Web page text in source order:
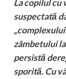
La copilul cu
suspectată
zâmbetului
persistă
sporită. Cu